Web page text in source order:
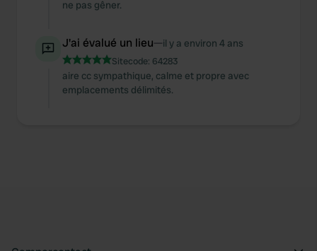
ne pas gêner.
J'ai évalué un lieu—il y a environ 4 ans
Sitecode: 64283
aire cc sympathique, calme et propre avec
emplacements délimités.